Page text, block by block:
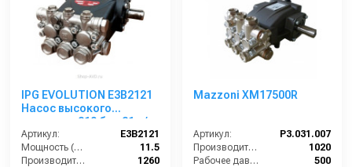
IPG EVOLUTION E3B2121
Насос высокого
давления 210 бар 21 л/
мин
Артикул:
E3B2121
Мощность (л/с):
11.5
Производительность (л/ч):
1260
Mazzoni XM17500R
Артикул:
P3.031.007
Производительность (л/ч):
1020
Рабочее давление (бар):
500